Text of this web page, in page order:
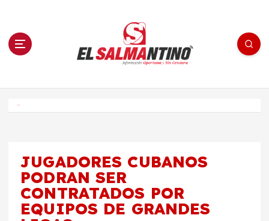
n El Salmantino - medios/noticias/editorial
JUGADORES CUBANOS
PODRAN SER
CONTRATADOS POR
EQUIPOS DE GRANDES